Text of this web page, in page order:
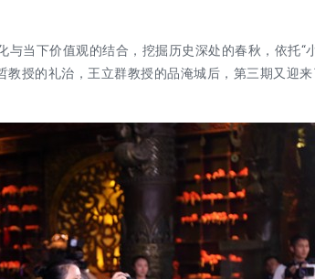
与当下价值观的结合，挖掘历史深处的春秋，依托“
教授的礼治，王立群教授的品淹城后，第三期又迎